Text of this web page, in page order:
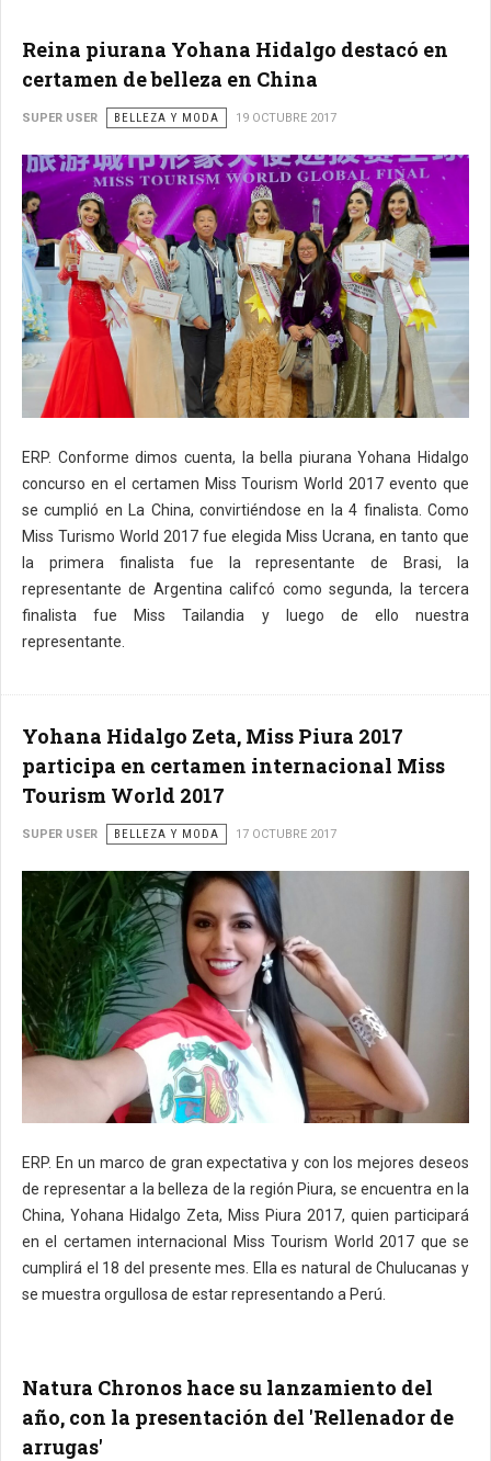
Reina piurana Yohana Hidalgo destacó en
certamen de belleza en China
SUPER USER BELLEZA Y MODA 19 OCTUBRE 2017
ERP. Conforme dimos cuenta, la bella piurana Yohana Hidalgo
concurso en el certamen Miss Tourism World 2017 evento que
se cumplió en La China, convirtiéndose en la 4 finalista. Como
Miss Turismo World 2017 fue elegida Miss Ucrana, en tanto que
la primera finalista fue la representante de Brasi, la
representante de Argentina califcó como segunda, la tercera
finalista fue Miss Tailandia y luego de ello nuestra
representante.
Yohana Hidalgo Zeta, Miss Piura 2017
participa en certamen internacional Miss
Tourism World 2017
SUPER USER BELLEZA Y MODA 17 OCTUBRE 2017
ERP. En un marco de gran expectativa y con los mejores deseos
de representar a la belleza de la región Piura, se encuentra en la
China, Yohana Hidalgo Zeta, Miss Piura 2017, quien participará
en el certamen internacional Miss Tourism World 2017 que se
cumplirá el 18 del presente mes. Ella es natural de Chulucanas y
se muestra orgullosa de estar representando a Perú.
Natura Chronos hace su lanzamiento del
año, con la presentación del 'Rellenador de
arrugas'